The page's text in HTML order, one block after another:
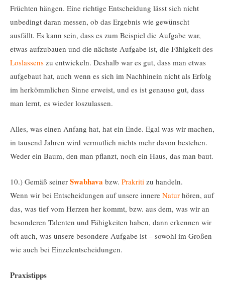
Früchten hängen. Eine richtige Entscheidung lässt sich nicht
unbedingt daran messen, ob das Ergebnis wie gewünscht
ausfällt. Es kann sein, dass es zum Beispiel die Aufgabe war,
etwas aufzubauen und die nächste Aufgabe ist, die Fähigkeit des
Loslassens zu entwickeln. Deshalb war es gut, dass man etwas
aufgebaut hat, auch wenn es sich im Nachhinein nicht als Erfolg
im herkömmlichen Sinne erweist, und es ist genauso gut, dass
man lernt, es wieder loszulassen.
Alles, was einen Anfang hat, hat ein Ende. Egal was wir machen,
in tausend Jahren wird vermutlich nichts mehr davon bestehen.
Weder ein Baum, den man pflanzt, noch ein Haus, das man baut.
10.) Gemäß seiner Swabhava bzw. Prakriti zu handeln.
Wenn wir bei Entscheidungen auf unsere innere Natur hören, auf
das, was tief vom Herzen her kommt, bzw. aus dem, was wir an
besonderen Talenten und Fähigkeiten haben, dann erkennen wir
oft auch, was unsere besondere Aufgabe ist – sowohl im Großen
wie auch bei Einzelentscheidungen.
Praxistipps